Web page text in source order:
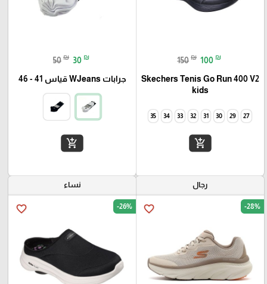
150 ₪ 100 ₪
Skechers Tenis Go Run 400 V2
kids
27
29
30
31
32
33
34
35
add_shopping_cart
50 ₪ 30 ₪
جرابات WJeans قياس 41 - 46
add_shopping_cart
رجال
favorite_border -28%
نساء
favorite_border -26%